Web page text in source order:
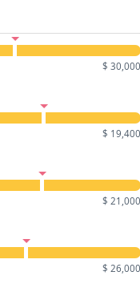
$ 30,000
$ 19,400
$ 21,000
$ 26,000